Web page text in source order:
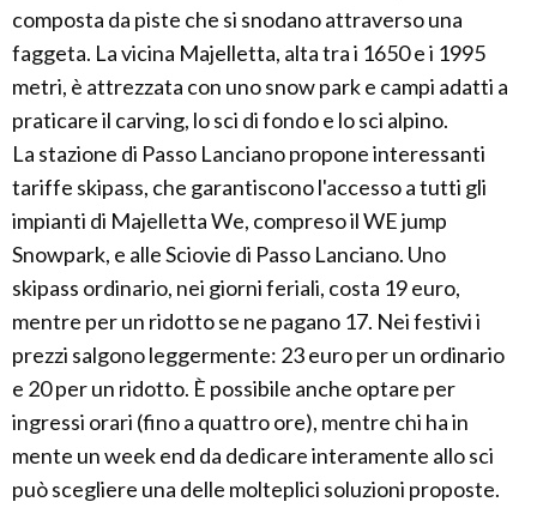
composta da piste che si snodano attraverso una
faggeta. La vicina Majelletta, alta tra i 1650 e i 1995
metri, è attrezzata con uno snow park e campi adatti a
praticare il carving, lo sci di fondo e lo sci alpino.
La stazione di Passo Lanciano propone interessanti
tariffe skipass, che garantiscono l'accesso a tutti gli
impianti di Majelletta We, compreso il WE jump
Snowpark, e alle Sciovie di Passo Lanciano. Uno
skipass ordinario, nei giorni feriali, costa 19 euro,
mentre per un ridotto se ne pagano 17. Nei festivi i
prezzi salgono leggermente: 23 euro per un ordinario
e 20 per un ridotto. È possibile anche optare per
ingressi orari (fino a quattro ore), mentre chi ha in
mente un week end da dedicare interamente allo sci
può scegliere una delle molteplici soluzioni proposte.